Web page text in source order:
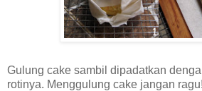
Gulung cake sambil dipadatkan
rotinya. Menggulung cake jangan